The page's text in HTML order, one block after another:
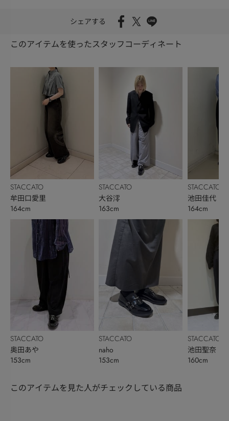
シェアする
このアイテムを使ったスタッフコーディネート
STACCATO
牟田口愛里
164cm
STACCATO
奥田あや
153cm
STACCATO
大谷澪
163cm
STACCATO
naho
153cm
STACCATO
池田佳代
164cm
STACCATO
池田聖奈
160cm
このアイテムを見た人がチェックしている商品